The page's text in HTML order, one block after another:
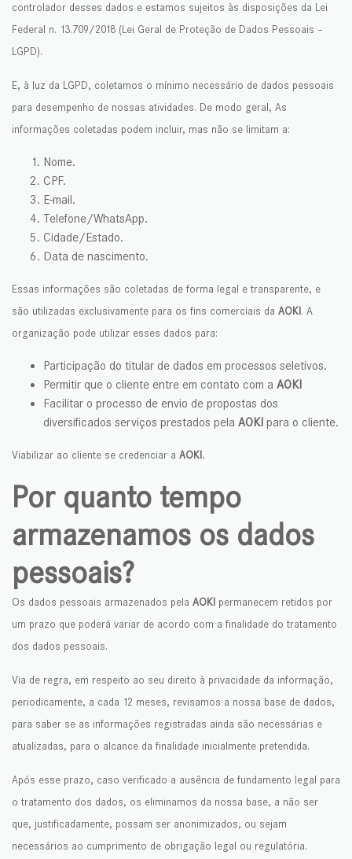
controlador desses dados e estamos sujeitos às disposições da Lei
Federal n. 13.709/2018 (Lei Geral de Proteção de Dados Pessoais –
LGPD).
E, à luz da LGPD, coletamos o mínimo necessário de dados pessoais
para desempenho de nossas atividades. De modo geral, As
informações coletadas podem incluir, mas não se limitam a:
Nome.
CPF.
E-mail.
Telefone/WhatsApp.
Cidade/Estado.
Data de nascimento.
Essas informações são coletadas de forma legal e transparente, e
são utilizadas exclusivamente para os fins comerciais da AOKI. A
organização pode utilizar esses dados para:
Participação do titular de dados em processos seletivos.
Permitir que o cliente entre em contato com a AOKI
Facilitar o processo de envio de propostas dos
diversificados serviços prestados pela AOKI para o cliente.
Viabilizar ao cliente se credenciar a AOKI.
Por quanto tempo
armazenamos os dados
pessoais?
Os dados pessoais armazenados pela AOKI permanecem retidos por
um prazo que poderá variar de acordo com a finalidade do tratamento
dos dados pessoais.
Via de regra, em respeito ao seu direito à privacidade da informação,
periodicamente, a cada 12 meses, revisamos a nossa base de dados,
para saber se as informações registradas ainda são necessárias e
atualizadas, para o alcance da finalidade inicialmente pretendida.
Após esse prazo, caso verificado a ausência de fundamento legal para
o tratamento dos dados, os eliminamos da nossa base, a não ser
que, justificadamente, possam ser anonimizados, ou sejam
necessários ao cumprimento de obrigação legal ou regulatória.